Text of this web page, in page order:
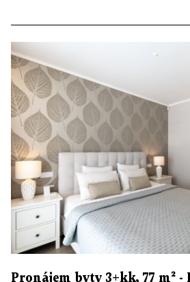
Pronájem byty 3+kk, 77 m² -